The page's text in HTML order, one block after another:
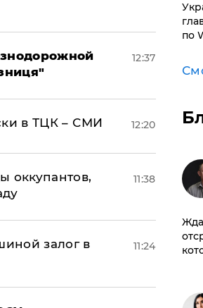
12:37
в ТЦК – СМИ 12:20
оккупантов,
11:38
залог в
11:24
по